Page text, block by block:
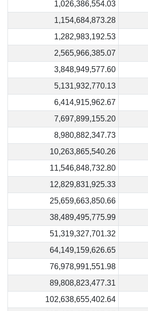
1,026,386,554.03
1,154,684,873.28
1,282,983,192.53
2,565,966,385.07
3,848,949,577.60
5,131,932,770.13
6,414,915,962.67
7,697,899,155.20
8,980,882,347.73
10,263,865,540.26
11,546,848,732.80
12,829,831,925.33
25,659,663,850.66
38,489,495,775.99
51,319,327,701.32
64,149,159,626.65
76,978,991,551.98
89,808,823,477.31
102,638,655,402.64